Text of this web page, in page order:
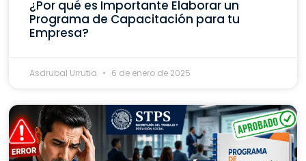
¿Por qué es Importante Elaborar un
Programa de Capacitación para tu
Empresa?
Asdrubal Urrutia 6 de enero de 2025